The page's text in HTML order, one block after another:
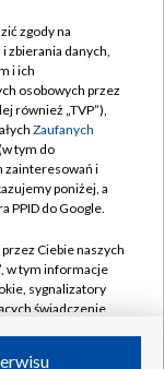
zgody na
zbierania danych,
i ich
osobowych przez
również „TVP”),
Zaufanych
tym do
zainteresowań i
poniżej, a
PPID do Google.
Ciebie naszych
w tym informacje
sygnalizatory
świadczenie